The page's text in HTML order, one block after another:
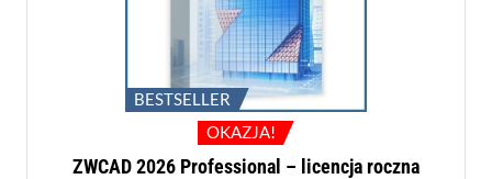
BESTSELLER
OKAZJA!
ZWCAD 2026 Professional – licencja roczna